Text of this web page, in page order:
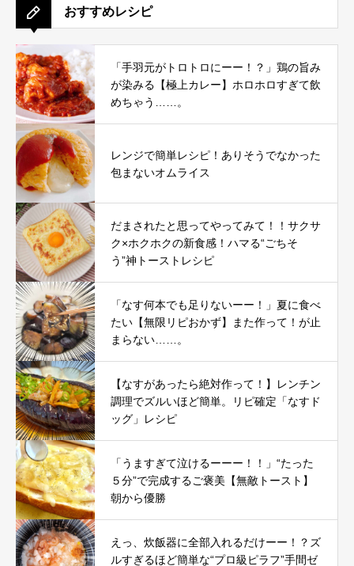
おすすめレシピ
「手羽元がトロトロにーー！？」鶏の旨み
が染みる【極上カレー】ホロホロすぎて飲
めちゃう……。
レンジで簡単レシピ！ありそうでなかった
包まないオムライス
だまされたと思ってやってみて！！サクサ
ク×ホクホクの新食感！ハマる“ごちそ
う”神トーストレシピ
「なす何本でも足りないーー！」夏に食べ
たい【無限リピおかず】また作って！が止
まらない……。
【なすがあったら絶対作って！】レンチン
調理でズルいほど簡単。リピ確定「なすド
ッグ」レシピ
「うますぎて泣けるーーー！！」“たった
５分”で完成するご褒美【無敵トースト】
朝から優勝
えっ、炊飯器に全部入れるだけーー！？ズ
ルすぎるほど簡単な“プロ級ピラフ”手間ゼ